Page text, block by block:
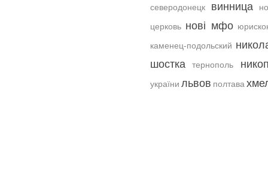
северодонецк винница
церковь нові мфо
каменец-подольский
шостка
тернополь
україни львов полтава